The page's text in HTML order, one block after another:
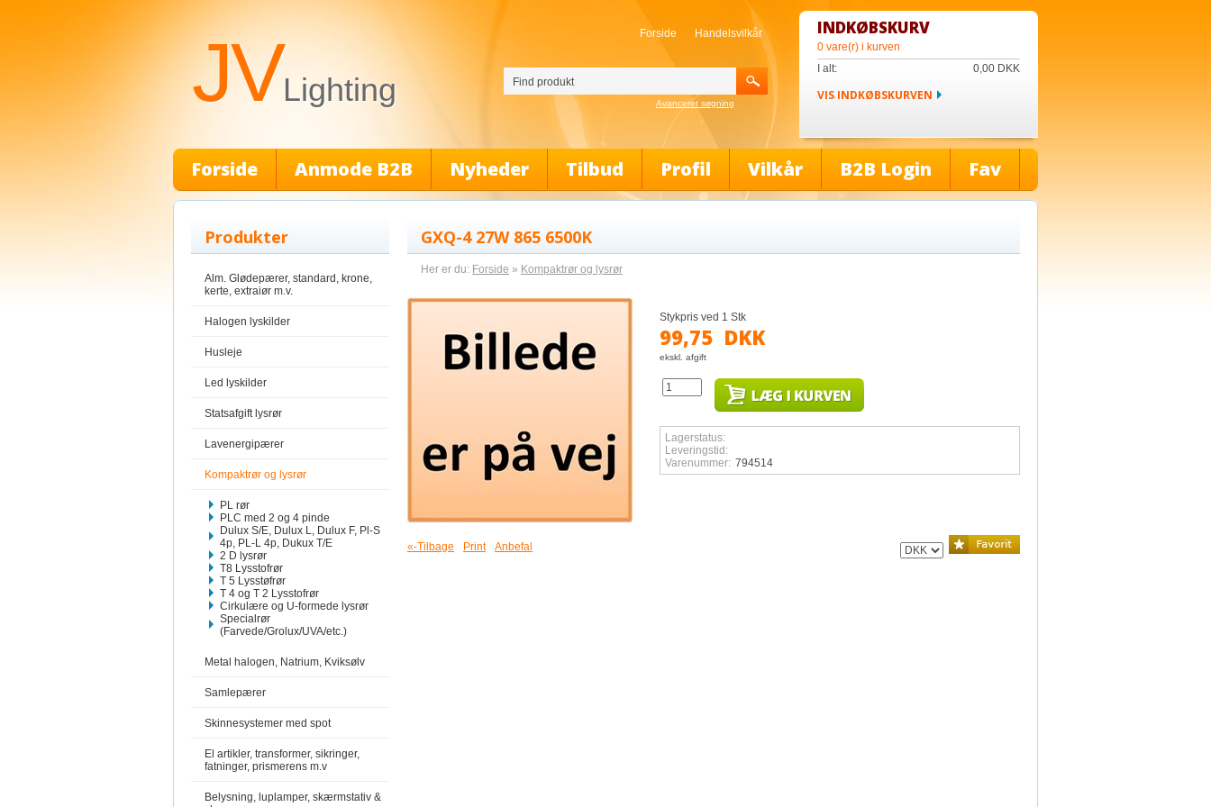
INDKØBSKURV
0 vare(r) i kurven
I alt:
0,00 DKK
VIS INDKØBSKURVEN
Avanceret søgning
Forside Handelsvilkår
JVLighting
Forside Anmode B2B Nyheder Tilbud Profil Vilkår B2B Login Fav
Produkter
Alm. Glødepærer, standard, krone,
kerte, extraiør m.v.
Halogen lyskilder
Husleje
Led lyskilder
Statsafgift lysrør
Lavenergipærer
Kompaktrør og lysrør
PL rør
PLC med 2 og 4 pinde
Dulux S/E, Dulux L, Dulux F, Pl-S
4p, PL-L 4p, Dukux T/E
2 D lysrør
T8 Lysstofrør
T 5 Lysstøfrør
T 4 og T 2 Lysstofrør
Cirkulære og U-formede lysrør
Specialrør
(Farvede/Grolux/UVA/etc.)
Metal halogen, Natrium, Kviksølv
Samlepærer
Skinnesystemer med spot
El artikler, transformer, sikringer,
fatninger, prismerens m.v
Belysning, luplamper, skærmstativ &
GXQ-4 27W 865 6500K
Her er du: Forside » Kompaktrør og lysrør
Stykpris ved 1 Stk
99,75 DKK
ekskl. afgift
Lagerstatus:
Leveringstid:
Varenummer: 794514
«-Tilbage Print Anbefal